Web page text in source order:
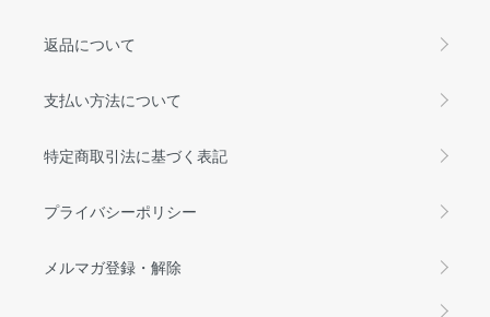
返品について
支払い方法について
特定商取引法に基づく表記
プライバシーポリシー
メルマガ登録・解除